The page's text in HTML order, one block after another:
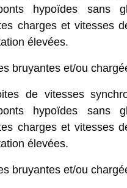
hypoïdes sans
charges et vitesses
élevées.
bruyantes et/ou
de vitesses
hypoïdes sans
charges et vitesses
élevées.
bruyantes et/ou